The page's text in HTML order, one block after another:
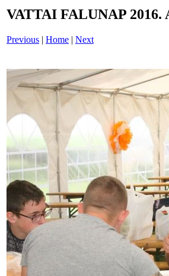
VATTAI FALUNAP 2016.
Previous | Home | Next